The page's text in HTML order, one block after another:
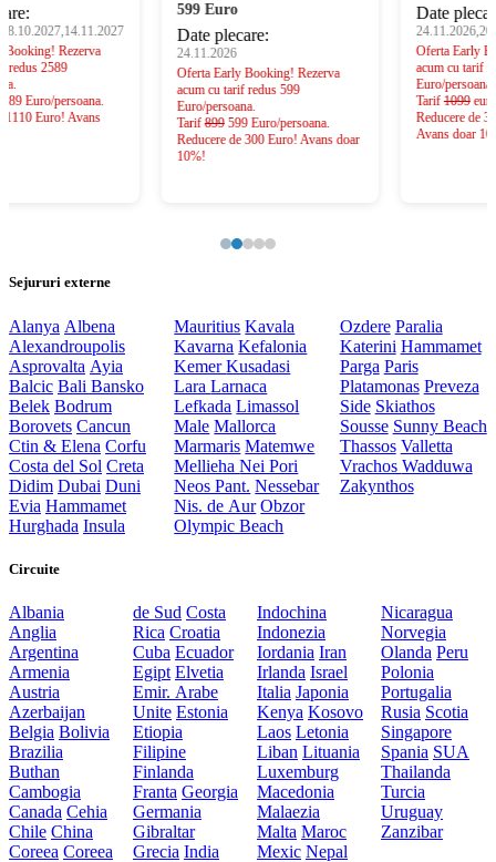
Date plecare:
24.11.2026
Oferta Early Booking! Rezerva
Euro/persoana.
Tarif899599 Euro/persoana.
Reducere de 300 Euro! Avans doar
24.11.2026,20.03.2027,11.06.2027
Oferta Early Booking! Rezerva
acum cu tarif redus 749
Euro/persoana.
euro 749 Euro/persoana.
Reducere de 350 Euro!
Avans doar 10%!
Sejururi externe
Alanya Albena
Alexandroupolis
Asprovalta Ayia
Balcic Bali Bansko
Belek Bodrum
Borovets Cancun
Ctin & Elena Corfu
Costa del Sol Creta
Didim Dubai Duni
Evia Hammamet
Hurghada Insula
Mauritius Kavala
Kavarna Kefalonia
KemerKusadasi
LaraLarnaca
Lefkada Limassol
Male Mallorca
Marmaris Matemwe
MelliehaNei Pori
Neos Pant. Nessebar
Nis. de Aur Obzor
Olympic Beach
Ozdere Paralia
Katerini Hammamet
Parga Paris
Platamonas Preveza
Side Skiathos
Sousse Sunny Beach
Thassos Valletta
Vrachos Wadduwa
Zakynthos
Circuite
Albania
Anglia
Argentina
Armenia
Austria
Azerbaijan
Belgia Bolivia
Brazilia
Buthan
Cambogia
Canada Cehia
Chile China
Coreea Coreea
de Sud Costa
Rica Croatia
Cuba Ecuador
Egipt Elvetia
Emir. Arabe
Unite Estonia
Etiopia
Filipine
Finlanda
Franta Georgia
Germania
Gibraltar
Grecia India
Indochina
Indonezia
Iordania Iran
Irlanda Israel
Italia Japonia
Kenya Kosovo
Laos Letonia
Liban Lituania
Luxemburg
Macedonia
Malaezia
Malta Maroc
Mexic Nepal
Nicaragua
Norvegia
Olanda Peru
Polonia
Portugalia
Rusia Scotia
Singapore
Spania SUA
Thailanda
Turcia
Uruguay
Zanzibar